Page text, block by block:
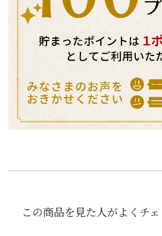
この商品を見た人がよくチ